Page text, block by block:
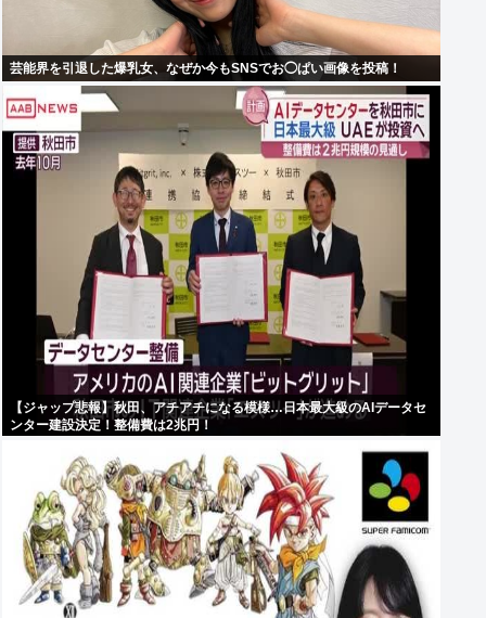
芸能界を引退した爆乳女、なぜか今もSNSでお◯ぱい画像を投稿！
【ジャップ悲報】秋田、アチアチになる模様…日本最大級のAIデータセ
ンター建設決定！整備費は2兆円！